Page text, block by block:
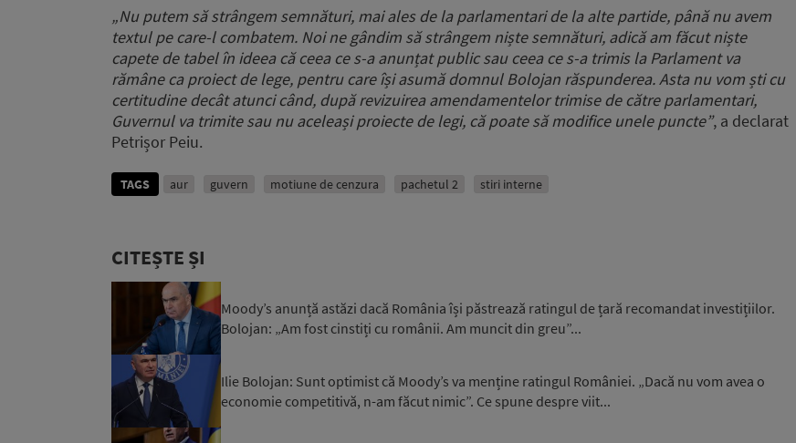
„Nu putem să strângem semnături, mai ales de la parlamentari de la alte partide, până nu avem
textul pe care-l combatem. Noi ne gândim să strângem niște semnături, adică am făcut niște
capete de tabel în ideea că ceea ce s-a anunțat public sau ceea ce s-a trimis la Parlament va
rămâne ca proiect de lege, pentru care își asumă domnul Bolojan răspunderea. Asta nu vom ști cu
certitudine decât atunci când, după revizuirea amendamentelor trimise de către parlamentari,
Guvernul va trimite sau nu aceleași proiecte de legi, că poate să modifice unele puncte”, a declarat
Petrișor Peiu.
TAGS aur guvern motiune de cenzura pachetul 2 stiri interne
CITEȘTE ȘI
Moody’s anunță astăzi dacă România își păstrează ratingul de țară recomandat investițiilor.
Bolojan: „Am fost cinstiți cu românii. Am muncit din greu”...
Ilie Bolojan: Sunt optimist că Moody’s va menține ratingul României. „Dacă nu vom avea o
economie competitivă, n-am făcut nimic”. Ce spune despre viit...